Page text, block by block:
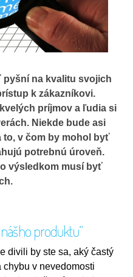
pyšní na kvalitu svojich
k zákazníkovi.
príjmov a ľudia si
Niekde bude asi
to, v čom by mohol byť
potrebnú úroveň.
výsledkom musí byť
produktu“
divili by ste sa, aký častý
v nevedomosti